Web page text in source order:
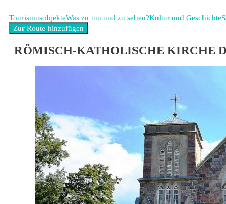
TourismusobjekteWas zu tun und zu sehen?Kultur und Geschichte
RÖMISCH-KATHOLISCHE KIRCHE